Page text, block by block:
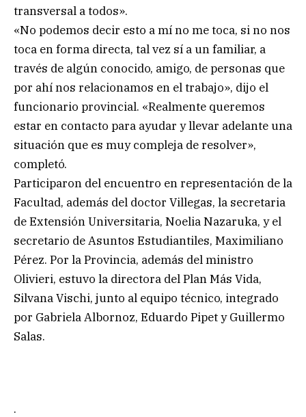
transversal a todos».
«No podemos decir esto a mí no me toca, si no nos
toca en forma directa, tal vez sí a un familiar, a
través de algún conocido, amigo, de personas que
por ahí nos relacionamos en el trabajo», dijo el
funcionario provincial. «Realmente queremos
estar en contacto para ayudar y llevar adelante una
situación que es muy compleja de resolver»,
completó.
Participaron del encuentro en representación de la
Facultad, además del doctor Villegas, la secretaria
de Extensión Universitaria, Noelia Nazaruka, y el
secretario de Asuntos Estudiantiles, Maximiliano
Pérez. Por la Provincia, además del ministro
Olivieri, estuvo la directora del Plan Más Vida,
Silvana Vischi, junto al equipo técnico, integrado
por Gabriela Albornoz, Eduardo Pipet y Guillermo
Salas.
.